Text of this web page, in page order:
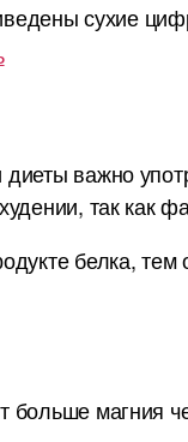
сухие
важно
так как
белка,
больше магния